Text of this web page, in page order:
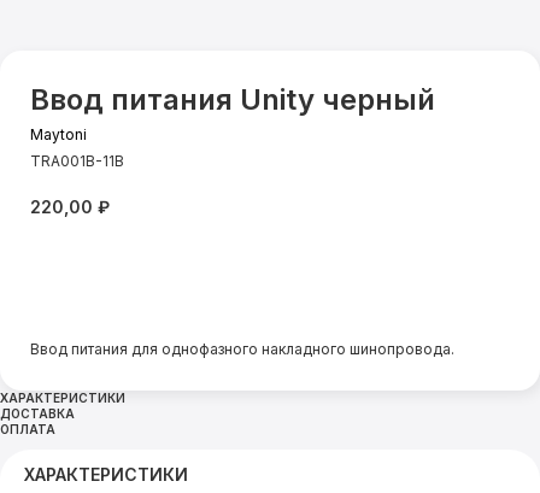
Ввод питания Unity черный
Maytoni
TRA001B-11B
220,00 ₽
Ввод питания для однофазного накладного шинопровода.
ХАРАКТЕРИСТИКИ
ДОСТАВКА
ОПЛАТА
ХАРАКТЕРИСТИКИ